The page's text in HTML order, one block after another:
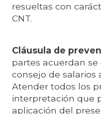
resueltas con
CNT.
Cláusula de
partes acuerdan se
consejo de salarios
Atender todos los
interpretación que
aplicación del